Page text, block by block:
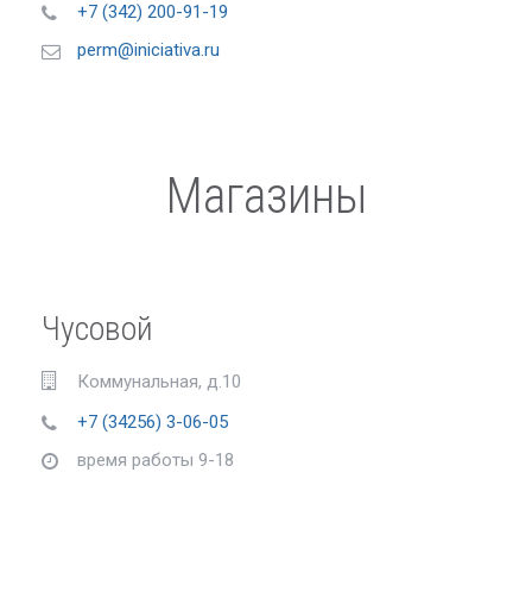
+7 (342) 200-91-19
perm@iniciativa.ru
Магазины
Чусовой
Коммунальная, д.10
+7 (34256) 3-06-05
время работы 9-18